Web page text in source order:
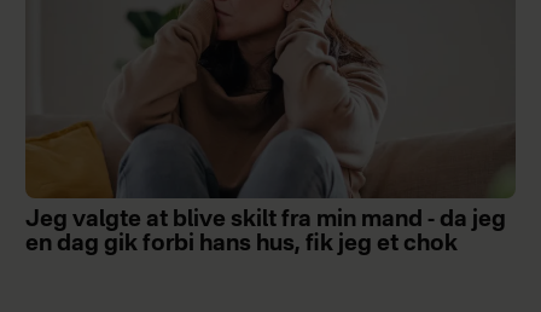
Jeg valgte at blive skilt fra min mand - da jeg
en dag gik forbi hans hus, fik jeg et chok